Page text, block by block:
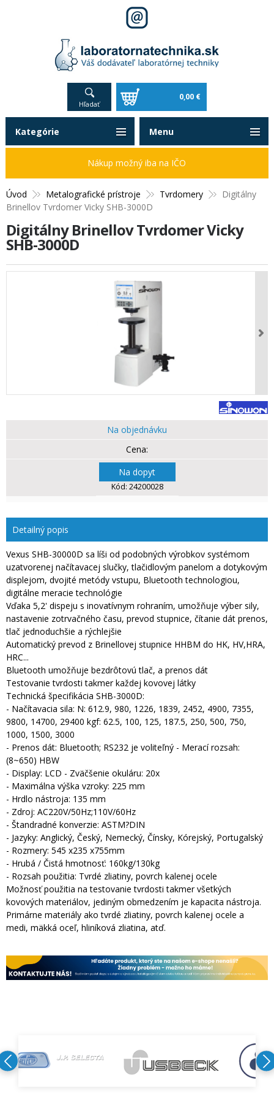
Hľadať
0,00 €
Úvod Metalografické prístroje Tvrdomery
Digitálny
Brinellov Tvrdomer Vicky SHB-3000D
Digitálny Brinellov Tvrdomer Vicky
SHB-3000D
Na objednávku
Na dopyt
Kód: 24200028
Detailný popis
Vexus SHB-30000D sa líši od podobných výrobkov systémom
uzatvorenej načítavacej slučky, tlačidlovým panelom a dotykovým
displejom, dvojité metódy vstupu, Bluetooth technologiou,
digitálne meracie technológie
Vďaka 5,2' dispeju s inovatívnym rohraním, umožňuje výber sily,
nastavenie zotrvačného času, prevod stupnice, čítanie dát prenos,
tlač jednoduchšie a rýchlejšie
Automatický prevod z Brinellovej stupnice HHBM do HK, HV,HRA,
HRC...
Bluetooth umožňuje bezdrôtovú tlač, a prenos dát
Testovanie tvrdosti takmer každej kovovej látky
Technická špecifikácia SHB-3000D:
- Načítavacia sila: N: 612.9, 980, 1226, 1839, 2452, 4900, 7355,
9800, 14700, 29400 kgf: 62.5, 100, 125, 187.5, 250, 500, 750,
1000, 1500, 3000
- Prenos dát: Bluetooth; RS232 je voliteľný - Merací rozsah:
(8~650) HBW
- Display: LCD - Zväčšenie okuláru: 20x
- Maximálna výška vzroky: 225 mm
- Hrdlo nástroja: 135 mm
- Zdroj: AC220V/50Hz;110V/60Hz
- Štandradné konverzie: ASTM?DIN
- Jazyky: Anglický, Český, Nemecký, Čínsky, Kórejský, Portugalský
- Rozmery: 545 x235 x755mm
- Hrubá / Čistá hmotnosť: 160kg/130kg
- Rozsah použitia: Tvrdé zliatiny, povrch kalenej ocele
Možnosť použitia na testovanie tvrdosti takmer všetkých
kovových materiálov, jediným obmedzením je kapacita nástroja.
Primárne materiály ako tvrdé zliatiny, povrch kalenej ocele a
medi, mäkká oceľ, hliníková zliatina, atď.
Kategórie
Nákup možný iba na IČO
Menu